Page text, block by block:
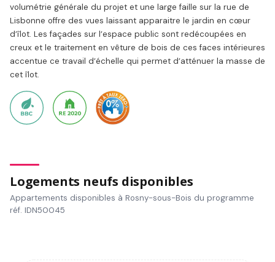
volumétrie générale du projet et une large faille sur la rue de
Lisbonne offre des vues laissant apparaitre le jardin en cœur
d’îlot. Les façades sur l’espace public sont redécoupées en
creux et le traitement en vêture de bois de ces faces intérieures
accentue ce travail d’échelle qui permet d’atténuer la masse de
cet îlot.
Logements neufs disponibles
Appartements disponibles à Rosny-sous-Bois du programme
réf. IDN50045